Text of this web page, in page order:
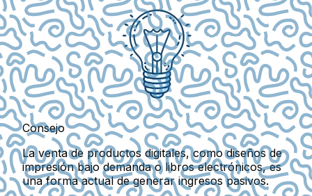
Consejo
La venta de productos digitales, como diseños de
impresión bajo demanda o libros electrónicos, es
una forma actual de generar ingresos pasivos.